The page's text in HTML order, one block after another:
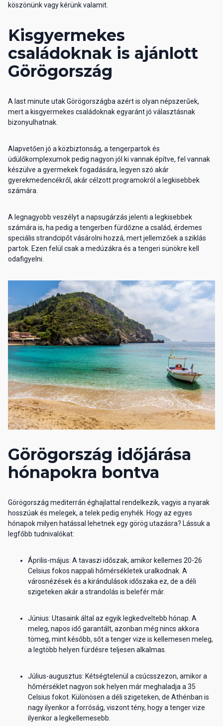
köszönünk vagy kérünk valamit.
Kisgyermekes
családoknak is ajánlott
Görögország
A last minute utak Görögországba azért is olyan népszerűek,
mert a kisgyermekes családoknak egyaránt jó választásnak
bizonyulhatnak.
Alapvetően jó a közbiztonság, a tengerpartok és
üdülőkomplexumok pedig nagyon jól ki vannak építve, fel vannak
készülve a gyermekek fogadására, legyen szó akár
gyerekmedencékről, akár célzott programokról a legkisebbek
számára.
A legnagyobb veszélyt a napsugárzás jelenti a legkisebbek
számára is, ha pedig a tengerben fürdőzne a család, érdemes
speciális strandcipőt vásárolni hozzá, mert jellemzőek a sziklás
partok. Ezen felül csak a medúzákra és a tengeri sünökre kell
odafigyelni.
Görögország időjárása
hónapokra bontva
Görögország mediterrán éghajlattal rendelkezik, vagyis a nyarak
hosszúak és melegek, a telek pedig enyhék. Hogy az egyes
hónapok milyen hatással lehetnek egy görög utazásra? Lássuk a
legfőbb tudnivalókat:
Április-május: A tavaszi időszak, amikor kellemes 20-26
Celsius fokos nappali hőmérsékletek uralkodnak. A
városnézések és a kirándulások időszaka ez, de a déli
szigeteken akár a strandolás is belefér már.
Június: Utasaink által az egyik legkedveltebb hónap. A
meleg, napos idő garantált, azonban még nincs akkora
tömeg, mint később, sőt a tenger vize is kellemesen meleg,
a legtöbb helyen fürdésre teljesen alkalmas.
Július-augusztus: Kétségtelenül a csúcsszezon, amikor a
hőmérséklet nagyon sok helyen már meghaladja a 35
Celsius fokot. Különösen a déli szigeteken, de Athénban is
nagy ilyenkor a forróság, viszont tény, hogy a tenger vize
ilyenkor a legkellemesebb.